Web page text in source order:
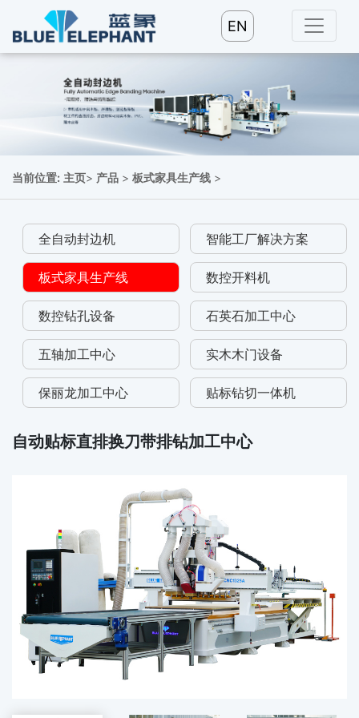
EN
当前位置: 主页> 产品 > 板式家具生产线 >
全自动封边机 智能工厂解决方案
板式家具生产线 数控开料机
数控钻孔设备 石英石加工中心
五轴加工中心 实木木门设备
保丽龙加工中心 贴标钻切一体机
自动贴标直排换刀带排钻加工中心